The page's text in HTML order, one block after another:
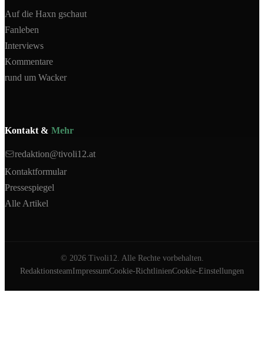
Auf die Haxn gschaut
Fanleben
Interviews
Kommentare
rund um Wacker
Kontakt & Mehr
redaktion@tivoli12.at
Kontaktformular
Pressespiegel
Alle Artikel
© 2026Tivoli12. Alle Rechte vorbehalten.
RedaktionsteamImpressumCookie-RichtlinienCookie-Einstellungen